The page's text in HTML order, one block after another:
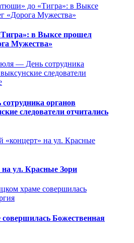
в Выксе прошел
Мужества»
органов
следователи отчитались
ул. Красные Зори
Божественная